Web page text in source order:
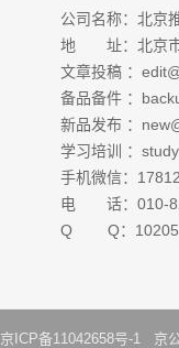
公司名称：北京
地 址：北京市
文章投稿 ：
备品备件 ：
新品发布 ：
学习培训 ：
手机微信：
电 话：010-
Q Q：
京ICP备11042658号-1 京